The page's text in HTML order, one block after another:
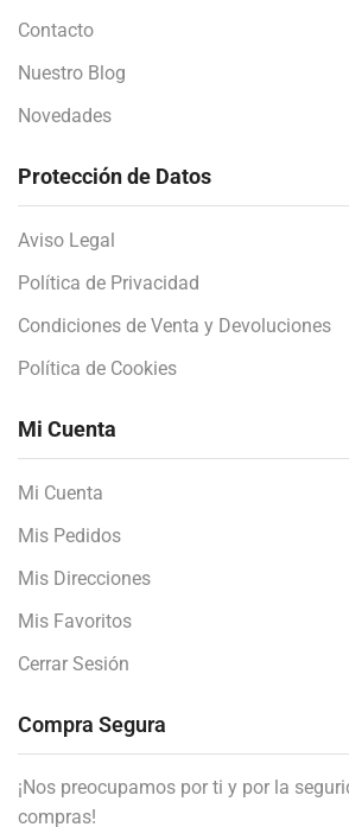
Contacto
Nuestro Blog
Novedades
Protección de Datos
Aviso Legal
Política de Privacidad
Condiciones de Venta y Devoluciones
Política de Cookies
Mi Cuenta
Mi Cuenta
Mis Pedidos
Mis Direcciones
Mis Favoritos
Cerrar Sesión
Compra Segura
¡Nos preocupamos por ti y por la
compras!